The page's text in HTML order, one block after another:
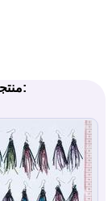
منتجات مشابهة لـ الموضوع الأقراط: